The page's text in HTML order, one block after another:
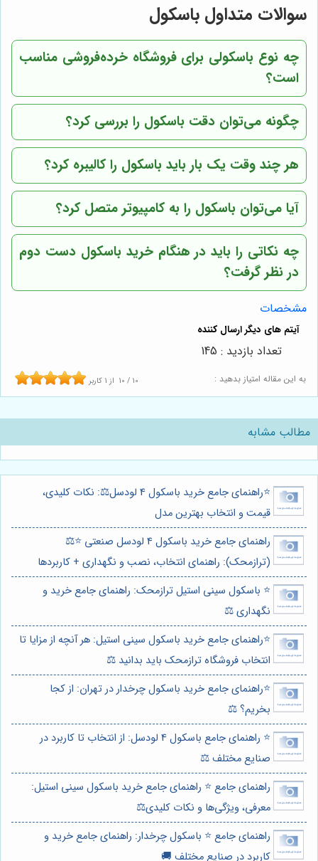
سوالات متداول باسکول
چه نوع باسکولی برای فروشگاه خرده‌فروشی مناسب
است؟
چگونه می‌توان دقت باسکول را بررسی کرد؟
هر چند وقت یک بار باید باسکول را کالیبره کرد؟
آیا می‌توان باسکول را به کامپیوتر متصل کرد؟
چه نکاتی را باید در هنگام خرید باسکول دست دوم
در نظر گرفت؟
مشخصات
به این مقاله امتیاز بدهید : 10 / 10 از 1 کاربر
تعداد بازدید : 145
مطالب مشابه
⭐️راهنمای جامع خرید باسکول 4 لودسل⚖️: نکات کلیدی،
قیمت و انتخاب بهترین مدل
راهنمای جامع خرید باسکول 4 لودسل صنعتی ⭐️⚖️
(ترازمحک): راهنمای انتخاب، نصب و نگهداری + کاربردها
⭐️ باسکول سینی استیل ترازمحک: راهنمای جامع خرید و
نگهداری ⚖️
⭐️راهنمای جامع خرید باسکول سینی استیل: هر آنچه از مزایا تا
انتخاب فروشگاه ترازمحک باید بدانید ⚖️
⭐️راهنمای جامع خرید باسکول چرخدار در تهران: از کجا
بخریم؟ ⚖️
⭐️ راهنمای جامع باسکول 4 لودسل: از انتخاب تا کاربرد در
صنایع مختلف ⚖️
راهنمای جامع ⭐️ راهنمای جامع خرید باسکول سینی استیل:
معرفی، ویژگی‌ها و نکات کلیدی⚖️
راهنمای جامع ⭐️ باسکول چرخدار: راهنمای جامع خرید و
کاربرد در صنایع مختلف 🚚